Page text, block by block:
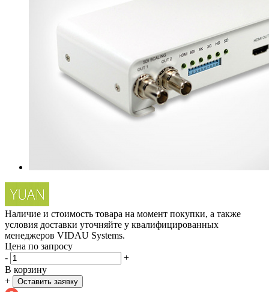
Наличие и стоимость товара на момент покупки, а также
условия доставки уточняйте у квалифицированных
менеджеров VIDAU Systems.
Цена по запросу
-
+
В корзину
+
Оставить заявку